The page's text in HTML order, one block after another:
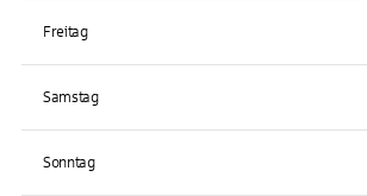
Freitag
Samstag
Sonntag